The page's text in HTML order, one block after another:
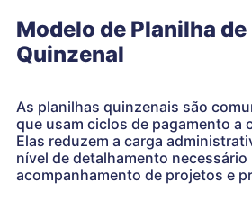
Modelo de Planilha de
Quinzenal
As planilhas quinzenais são
que usam ciclos de pagamento a
Elas reduzem a carga
nível de detalhamento necessário
acompanhamento de projetos e